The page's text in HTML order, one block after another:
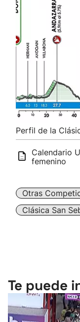
Perfil de la
Calendario
femenino
Otras
Clásica San
Te puede